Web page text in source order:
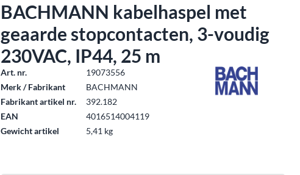
BACHMANN kabelhaspel met
geaarde stopcontacten, 3-voudig
230VAC, IP44, 25 m
Art. nr.
19073556
Merk / Fabrikant
BACHMANN
Fabrikant artikel nr.
392.182
EAN
4016514004119
Gewicht artikel
5,41 kg